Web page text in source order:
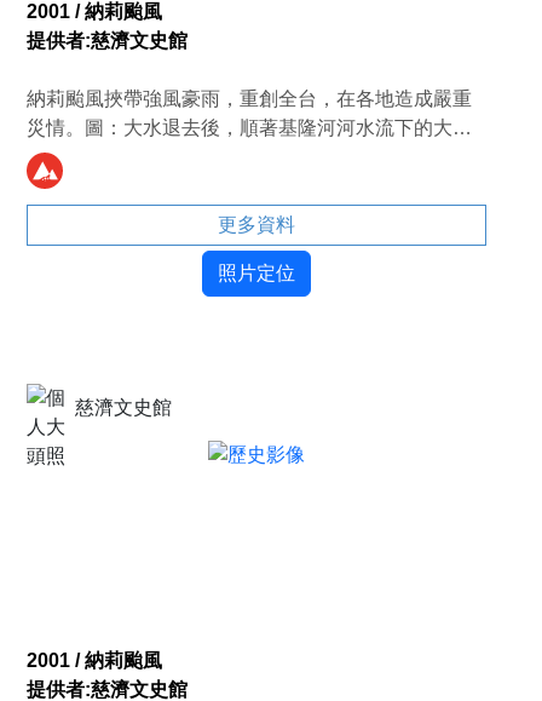
2001 / 納莉颱風
提供者:慈濟文史館
納莉颱風挾帶強風豪雨，重創全台，在各地造成嚴重
災情。圖：大水退去後，順著基隆河河水流下的大型
貨櫃，堵住新北市汐止區五堵受災民眾的住家後方。
（攝影者／顏霖沼）（慈濟月刊418期P12、膚慰-天
災與人禍的覺醒P260-261）
更多資料
照片定位
慈濟文史館
2001 / 納莉颱風
提供者:慈濟文史館